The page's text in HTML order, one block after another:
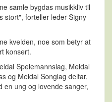
samle bygdas musikkliv til
stort", forteller leder Signy
kvelden, noe som betyr at
konsert.
Spelemannslag, Meldal
og Meldal Songlag deltar,
en ung og lovende sanger,